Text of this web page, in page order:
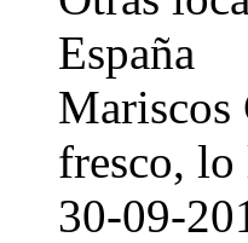
España
Mariscos
fresco, lo
30-09-